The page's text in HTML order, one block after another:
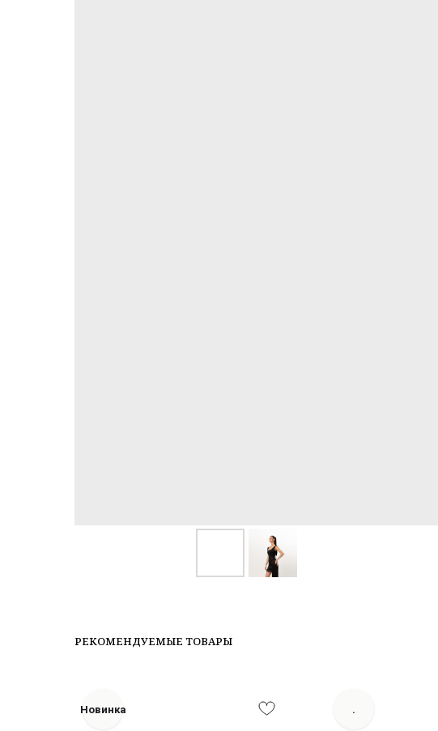
РЕКОМЕНДУЕМЫЕ ТОВАРЫ
Новинка .